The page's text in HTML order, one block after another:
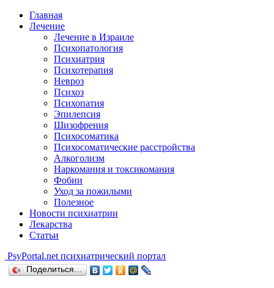
Главная
Лечение
Лечение в Израиле
Психопатология
Психиатрия
Психотерапия
Невроз
Психоз
Психопатия
Эпилепсия
Шизофрения
Психосоматика
Психосоматические расстройства
Алкоголизм
Наркомания и токсикомания
Фобии
Уход за пожилыми
Полезное
Новости психиатрии
Лекарства
Статьи
PsyPortal.net психиатрический портал
Поделиться…